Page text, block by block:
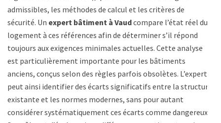
admissibles, les méthodes de calcul et les critères de
sécurité. Un expert bâtiment à Vaudcompare l’état réel du
logement à ces références afin de déterminer s’il répond
toujours aux exigences minimales actuelles. Cette analyse
est particulièrement importante pour les bâtiments
anciens, conçus selon des règles parfois obsolètes. L’expert
peut ainsi identifier des écarts significatifs entre la structure
existante et les normes modernes, sans pour autant
considérer systématiquement ces écarts comme dangereux.